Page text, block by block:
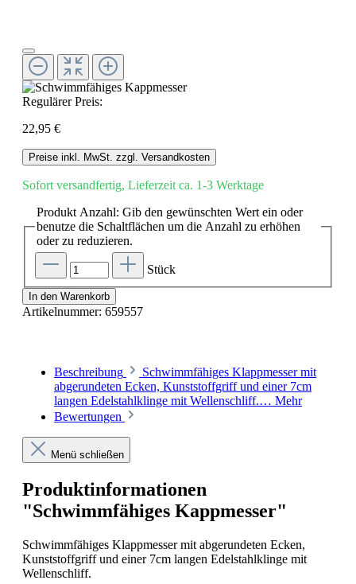
Regulärer Preis:
22,95 €
Preise inkl. MwSt. zzgl. Versandkosten
Sofort versandfertig, Lieferzeit ca. 1-3 Werktage
Produkt Anzahl: Gib den gewünschten Wert ein oder
benutze die Schaltflächen um die Anzahl zu erhöhen
oder zu reduzieren.
Stück
In den Warenkorb
Artikelnummer: 659557
Beschreibung
Schwimmfähiges Klappmesser mit
abgerundeten Ecken, Kunststoffgriff und einer 7cm
langen Edelstahlklinge mit Wellenschliff.… Mehr
Bewertungen
Menü schließen
Produktinformationen
"Schwimmfähiges Kappmesser"
Schwimmfähiges Klappmesser mit abgerundeten Ecken,
Kunststoffgriff und einer 7cm langen Edelstahlklinge mit
Wellenschliff.